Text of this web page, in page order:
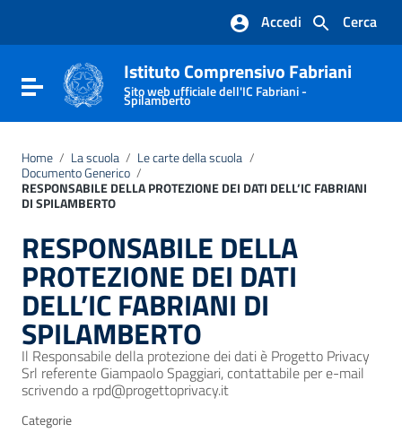
Vai al footer
Cerca
Accedi
Attiva / disattiva la navigazione
Istituto Comprensivo Fabriani
Sito web ufficiale dell'IC Fabriani -
Spilamberto
Home / La scuola / Le carte della scuola /
Documento Generico /
RESPONSABILE DELLA PROTEZIONE DEI DATI DELL’IC FABRIANI
DI SPILAMBERTO
RESPONSABILE DELLA
PROTEZIONE DEI DATI
DELL’IC FABRIANI DI
SPILAMBERTO
Il Responsabile della protezione dei dati è Progetto Privacy
Srl referente Giampaolo Spaggiari, contattabile per e-mail
scrivendo a rpd@progettoprivacy.it
Categorie